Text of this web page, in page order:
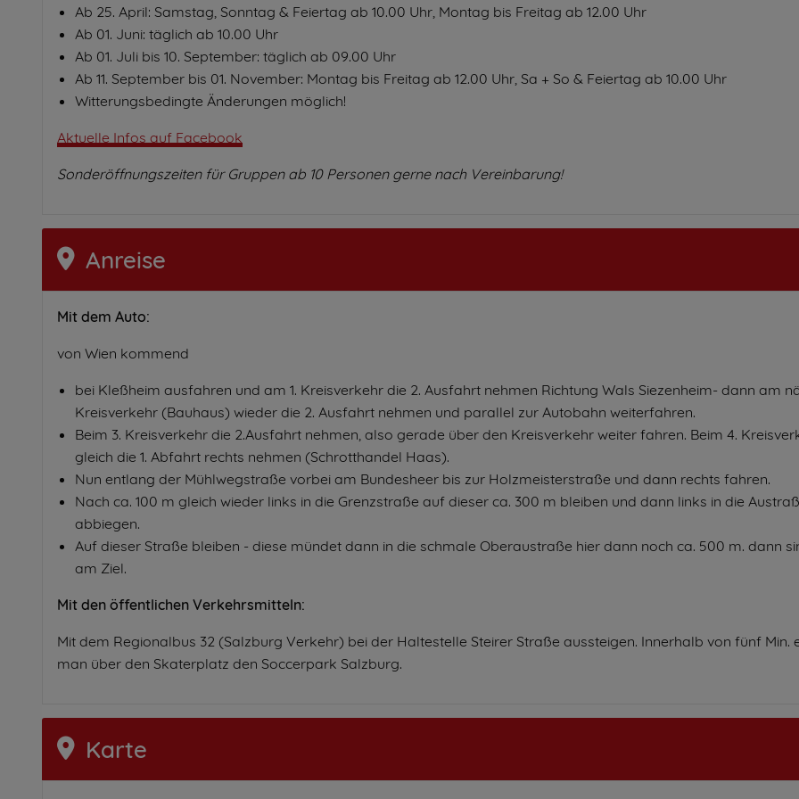
Ab 25. April: Samstag, Sonntag & Feiertag ab 10.00 Uhr, Montag bis Freitag ab 12.00 Uhr
Ab 01. Juni: täglich ab 10.00 Uhr
Ab 01. Juli bis 10. September: täglich ab 09.00 Uhr
Ab 11. September bis 01. November: Montag bis Freitag ab 12.00 Uhr, Sa + So & Feiertag ab 10.00 Uhr
Witterungsbedingte Änderungen möglich!
Aktuelle Infos auf Facebook
Sonderöffnungszeiten für Gruppen ab 10 Personen gerne nach Vereinbarung!
Anreise
Mit dem Auto:
von Wien kommend
bei Kleßheim ausfahren und am 1. Kreisverkehr die 2. Ausfahrt nehmen Richtung Wals Siezenheim- dann am
Kreisverkehr (Bauhaus) wieder die 2. Ausfahrt nehmen und parallel zur Autobahn weiterfahren.
Beim 3. Kreisverkehr die 2.Ausfahrt nehmen, also gerade über den Kreisverkehr weiter fahren. Beim 4.
gleich die 1. Abfahrt rechts nehmen (Schrotthandel Haas).
Nun entlang der Mühlwegstraße vorbei am Bundesheer bis zur Holzmeisterstraße und dann rechts fahren.
Nach ca. 100 m gleich wieder links in die Grenzstraße auf dieser ca. 300 m bleiben und dann links in die
abbiegen.
Auf dieser Straße bleiben - diese mündet dann in die schmale Oberaustraße hier dann noch ca. 500 m. dann
am Ziel.
Mit den öffentlichen Verkehrsmitteln:
Mit dem Regionalbus 32 (Salzburg Verkehr) bei der Haltestelle Steirer Straße aussteigen. Innerhalb von fünf Min.
man über den Skaterplatz den Soccerpark Salzburg.
Karte